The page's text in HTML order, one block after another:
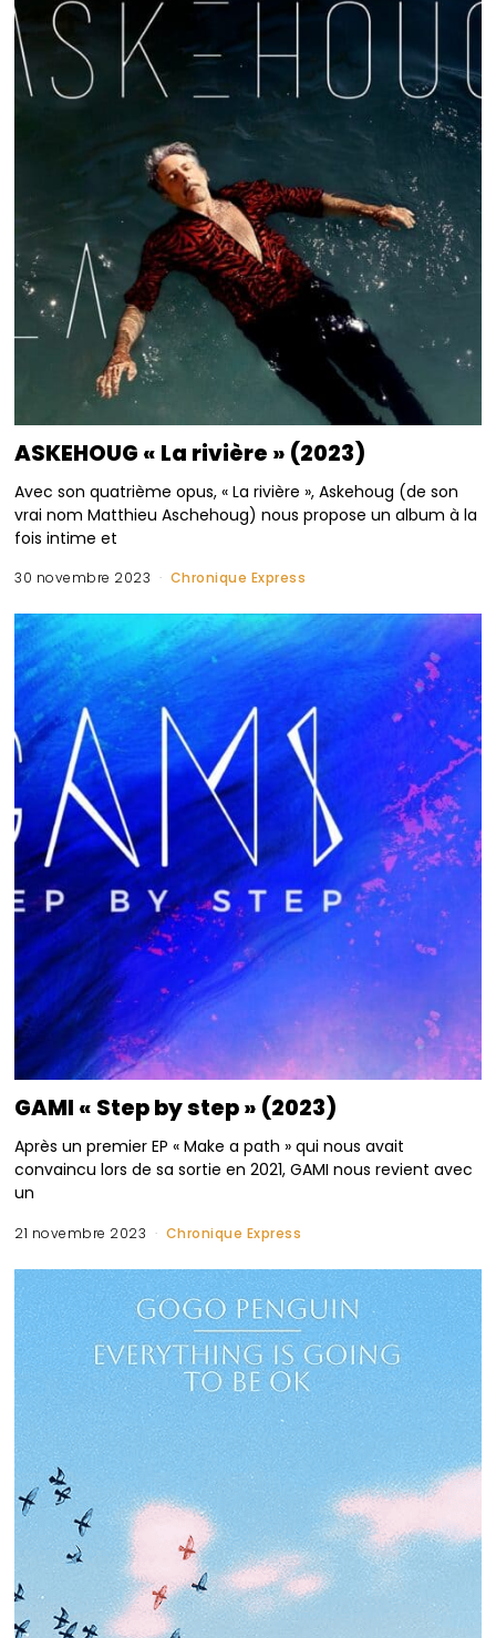
ASKEHOUG « La rivière » (2023)
Avec son quatrième opus, « La rivière », Askehoug (de son
vrai nom Matthieu Aschehoug) nous propose un album à la
fois intime et
30 novembre 2023 Chronique Express
GAMI « Step by step » (2023)
Après un premier EP « Make a path » qui nous avait
convaincu lors de sa sortie en 2021, GAMI nous revient avec
un
21 novembre 2023 Chronique Express